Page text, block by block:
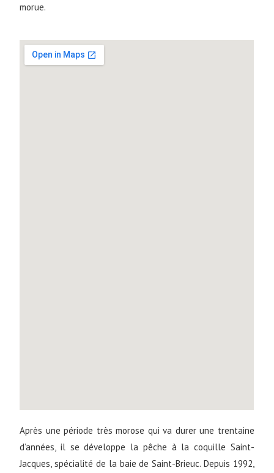
morue.
Après une période très morose qui va durer une trentaine
d’années, il se développe la pêche à la coquille Saint-
Jacques, spécialité de la baie de Saint-Brieuc. Depuis 1992,